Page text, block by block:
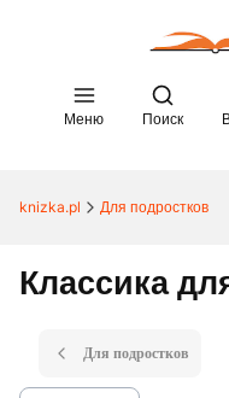
Меню
Open
Поиск
knizka.pl Для подростков
Классика
Для подростков